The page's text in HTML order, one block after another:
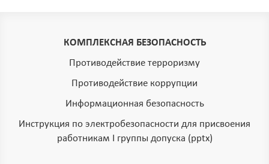
КОМПЛЕКСНАЯ БЕЗОПАСНОСТЬ
Противодействие терроризму
Противодействие коррупции
Информационная безопасность
Инструкция по электробезопасности для присвоения
работникам I группы допуска (pptx)